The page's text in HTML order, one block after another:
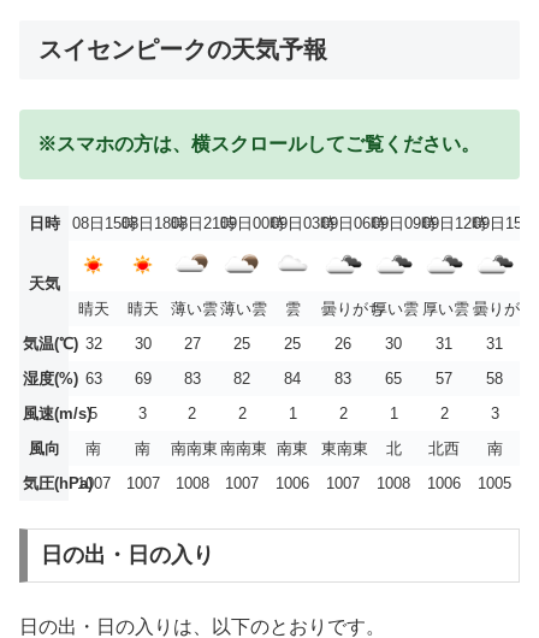
スイセンピークの天気予報
※スマホの方は、横スクロールしてご覧ください。
日時 08日15時08日18時08日21時09日00時09日03時09日06時09日09時09日12時09日15時
天気
晴天
晴天 薄い雲薄い雲 雲 曇りがち厚い雲 厚い雲 曇りがち
気温(℃) 32 30 27 25 25 26 30 31
31
湿度(%) 63 69 83 82 84 83 65 57
58
風速(m/s)5 3 2 2 1 2 1 2
3
風向
南 南 南南東 南南東 南東 東南東 北 北西
南
気圧(hPa)1007 1007 1008 1007 1006 1007 1008 1006 1005
日の出・日の入り
日の出・日の入りは、以下のとおりです。